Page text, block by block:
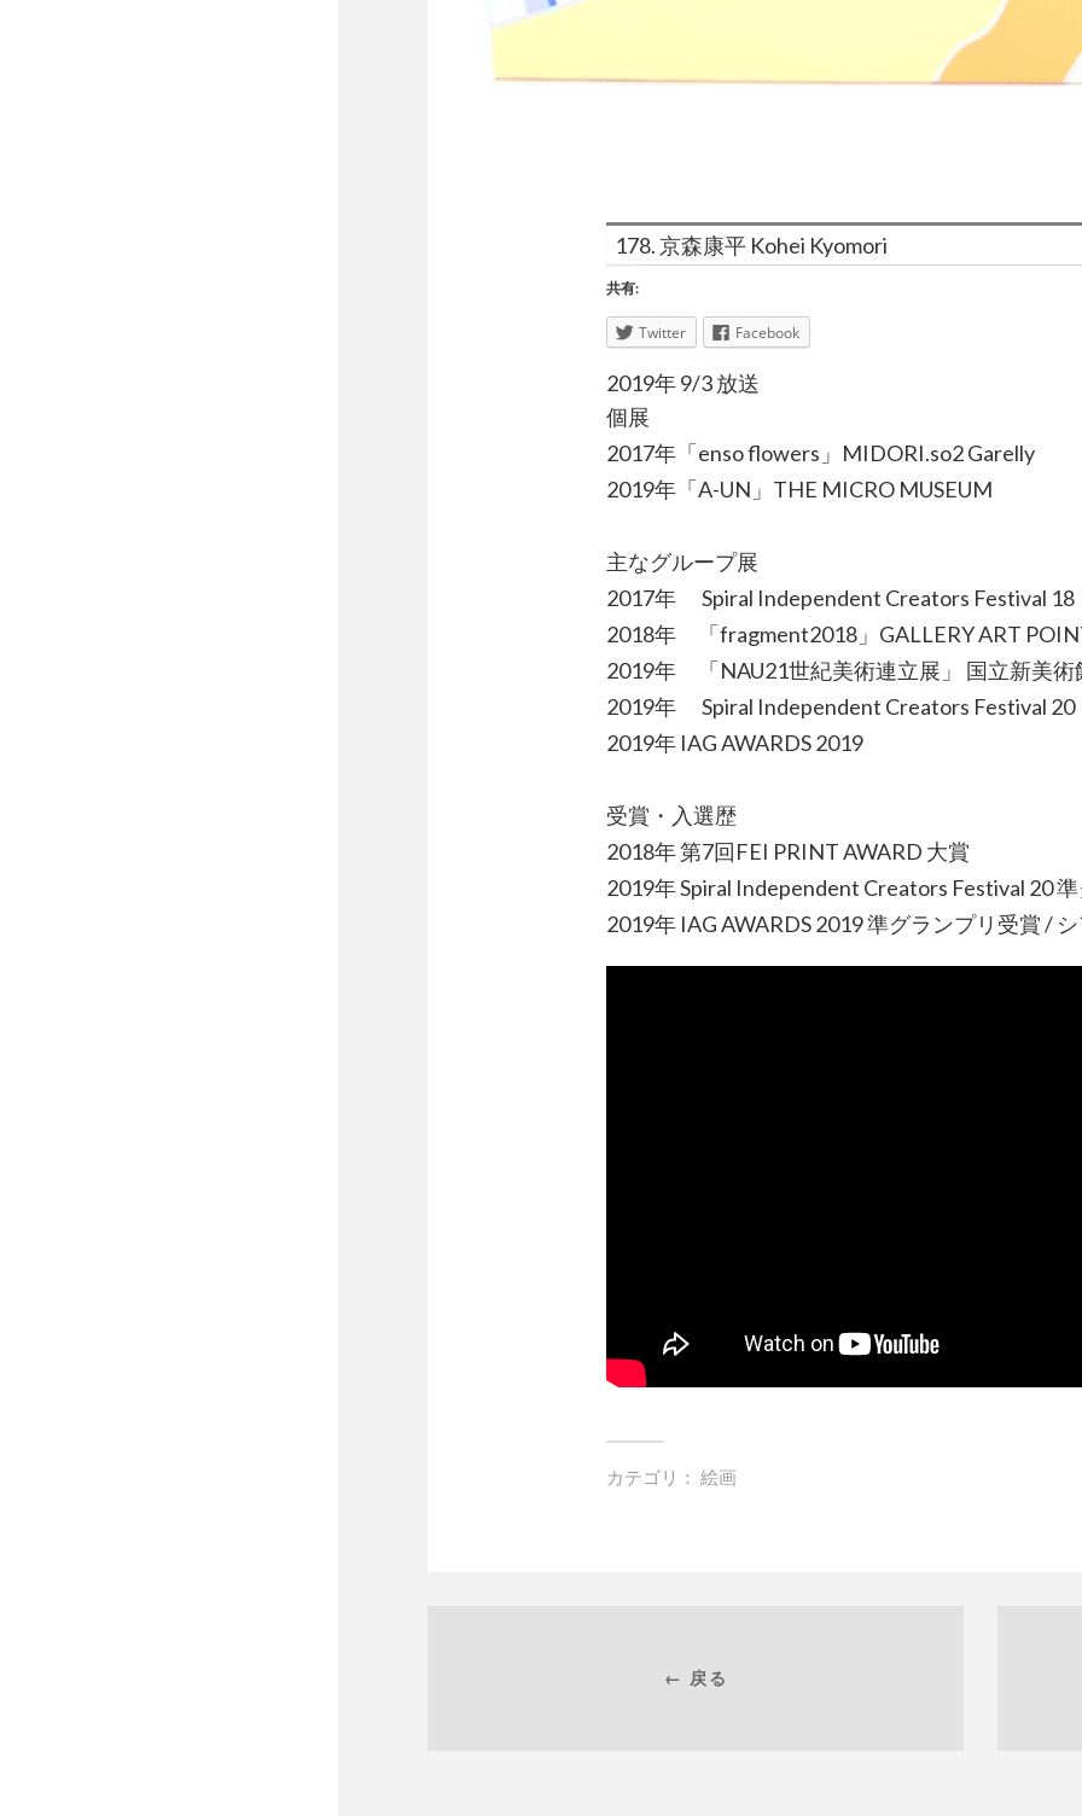
178. 京森康平 Kohei Kyomori
共有:
Twitter Facebook
2019年 9/3 放送
個展
2017年「enso flowers」MIDORI.so2 Garelly
2019年「A-UN」THE MICRO MUSEUM
主なグループ展
2017年 Spiral Independent Creators Festival 18
2018年 「fragment2018」GALLERY ART
2019年 「NAU21世紀美術連立展」 国立新美術
2019年 Spiral Independent Creators Festival 20
2019年 IAG AWARDS 2019
受賞・入選歴
2018年 第7回FEI PRINT AWARD 大賞
2019年 Spiral Independent Creators Festival 20
2019年 IAG AWARDS 2019 準グランプリ受賞 /
カテゴリ： 絵画
← 戻る